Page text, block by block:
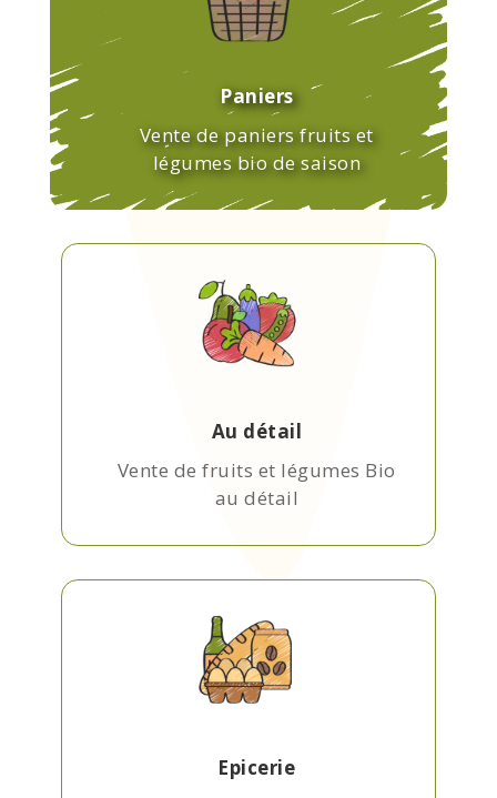
Paniers
Vente de paniers fruits et
légumes bio de saison
Au détail
Vente de fruits et légumes Bio
au détail
Epicerie